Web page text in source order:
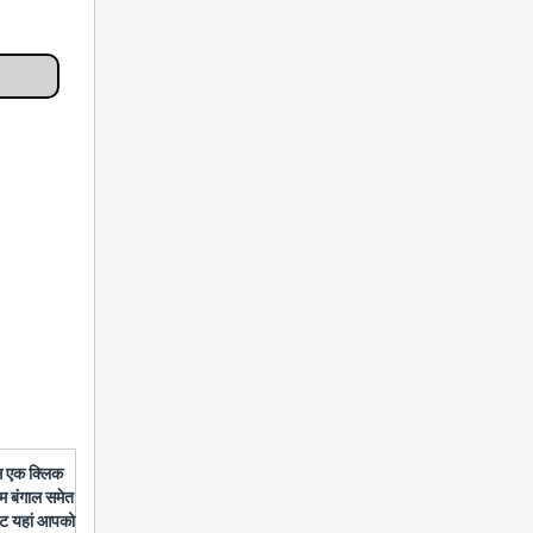
एक क्लिक
बंगाल समेत
यहां आपको